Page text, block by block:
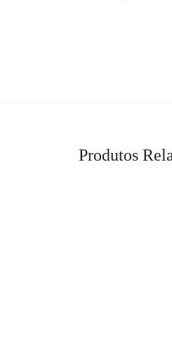
Produtos